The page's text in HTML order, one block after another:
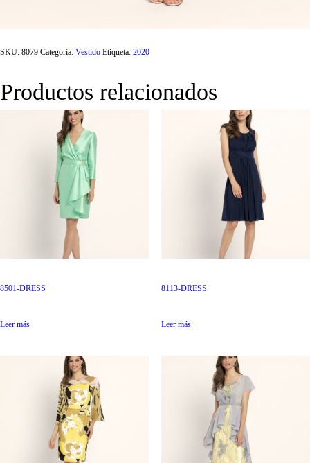
SKU: 8079 Categoría: Vestido Etiqueta: 2020
Productos relacionados
8501-DRESS
Leer más
8113-DRESS
Leer más